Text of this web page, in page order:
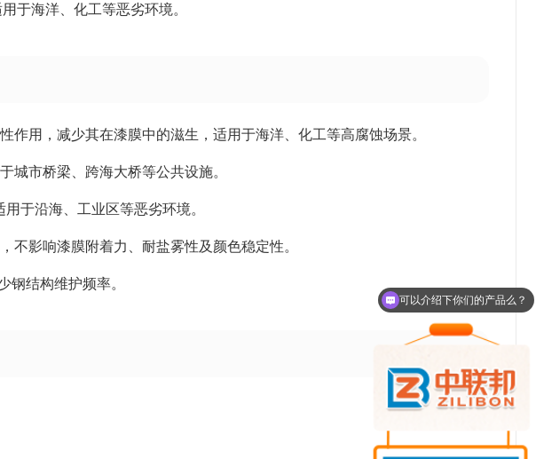
于海洋、化工等恶劣环境。
作用，减少其在漆膜中的滋生，适用于海洋、化工等高腐蚀场景。
城市桥梁、跨海大桥等公共设施。
于沿海、工业区等恶劣环境。
不影响漆膜附着力、耐盐雾性及颜色稳定性。
钢结构维护频率。
你们是怎么收费的呢？